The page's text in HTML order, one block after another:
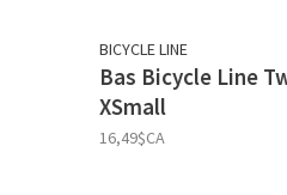
BICYCLE LINE
Bas Bicycle Line
XSmall
16,49$CA